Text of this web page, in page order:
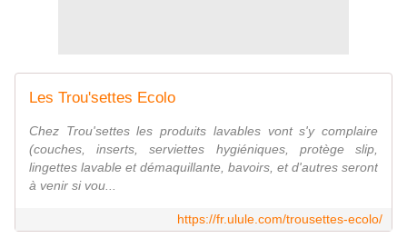
Les Trou'settes Ecolo
Chez Trou'settes les produits lavables vont s'y complaire
(couches, inserts, serviettes hygiéniques, protège slip,
lingettes lavable et démaquillante, bavoirs, et d'autres seront
à venir si vou...
https://fr.ulule.com/trousettes-ecolo/